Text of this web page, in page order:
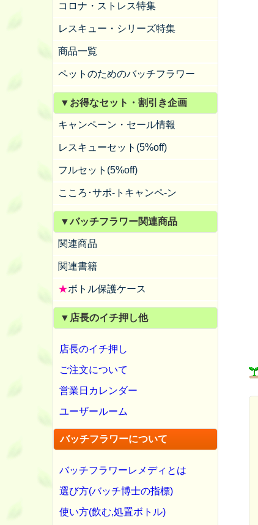
コロナ・ストレス特集
レスキュー・シリーズ特集
商品一覧
ペットのためのバッチフラワー
▼お得なセット・割引き企画
キャンペーン・セール情報
レスキューセット(5%off)
フルセット(5%off)
こころ･サポ-トキャンペ-ン
▼バッチフラワー関連商品
関連商品
関連書籍
★ボトル保護ケース
▼店長のイチ押し他
店長のイチ押し
ご注文について
営業日カレンダー
ユーザールーム
バッチフラワーについて
バッチフラワーレメディとは
選び方(バッチ博士の指標)
使い方(飲む,処置ボトル)